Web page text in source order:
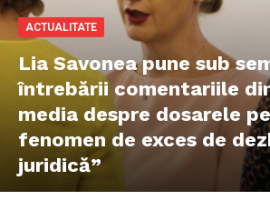
ACTUALITATE
Lia Savonea pune sub
întrebării comentariile
media despre dosarele
fenomen de exces de
juridică”